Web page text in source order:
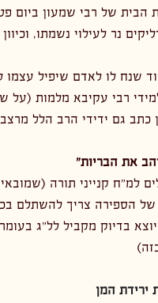
נר לעילוי נשמתו,
שנח לו לאדם שיפיל עצמו
רבי עקיבא מלמות (על
כתב גם ידידי הרב הלל
את הבריות"
למ"ח קנייני תורה
של הספירה צריך להשתלם
בדיוק מקביל לל"ג
ירידת המן